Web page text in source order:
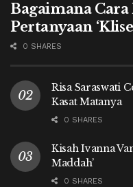
Bagaimana
Pertanyaan
0 SHARES
Risa Saraswati
Kasat Matanya
0 SHARES
Kisah Ivanna
Maddah’
0 SHARES